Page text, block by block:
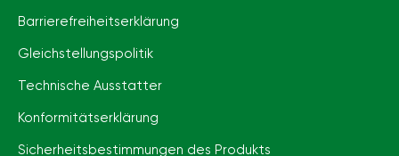
Barrierefreiheits­erklärung
Gleichstellungspolitik
Technische Ausstatter
Konformitätserklärung
Sicherheitsbestimmungen des Produkts